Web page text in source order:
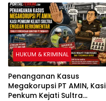
HUKUM & KRIMINAL
Penanganan Kasus
Megakorupsi PT AMIN, Kasi
Penkum Kejati Sultra